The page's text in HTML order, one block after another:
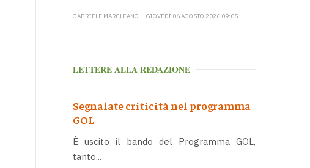
GABRIELE MARCHIANÒ GIOVEDÌ 06 AGOSTO 2026 09:05
LETTERE ALLA REDAZIONE
Segnalate criticità nel programma
GOL
È uscito il bando del Programma GOL,
tanto...